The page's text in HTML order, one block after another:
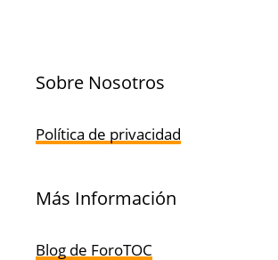
Sobre Nosotros
Política de privacidad
Más Información
Blog de ForoTOC